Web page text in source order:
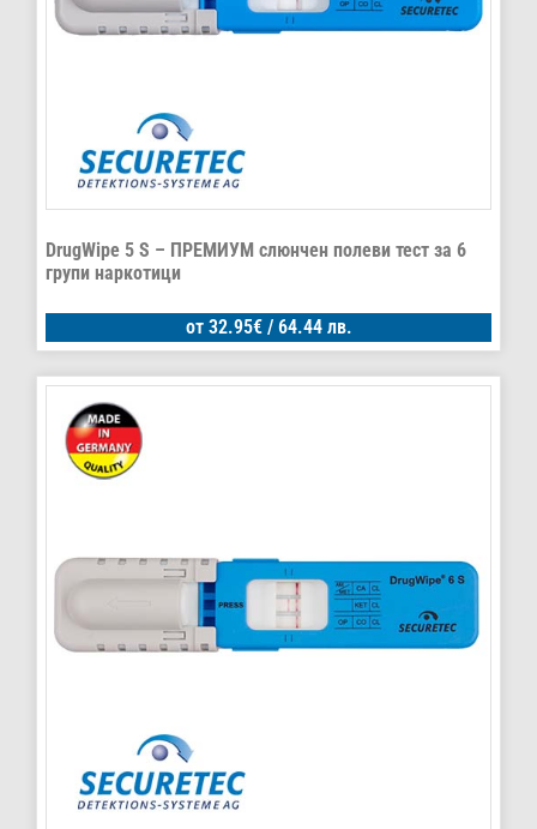
DrugWipe 5 S – ПРЕМИУМ слюнчен полеви тест за 6
групи наркотици
от 32.95€/ 64.44 лв.